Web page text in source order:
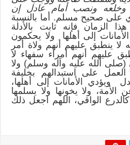
وخلعه ونصب أمام عادل إن
على صحيح مسلم. أما بالنسبة
الزمان فإنه ثابت بالأدلة
إلى أهلها ولا يحكمون
لا ينطبق عليهم أنهم ولاة أمر
عليهم أنهم أمراء سفهاء لا
الله عليه وآله وسلم) ولا
على استبدالهم بخليفة
ويؤدي الأمانات إلى أهلها،
الأمة، ولا يخونها ولا يسلمها
كالدرع الواقي، اللهم اجعل ذلك